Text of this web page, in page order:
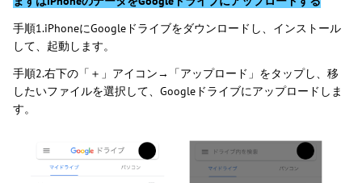
手順1.iPhoneにGoogleドライブをダウンロードし、インストール
して、起動します。
手順2.右下の「＋」アイコン→「アップロード」をタップし、移
したいファイルを選択して、Googleドライブにアップロードしま
す。